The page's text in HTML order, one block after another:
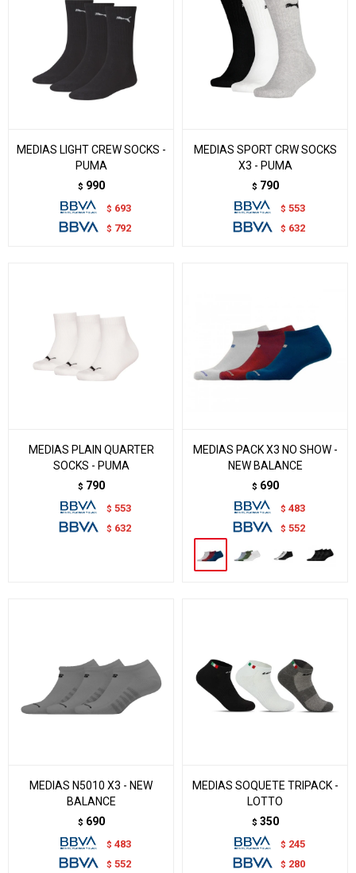
MEDIAS LIGHT CREW SOCKS -
PUMA
$ 990
$ 693
$ 792
MEDIAS SPORT CRW SOCKS
X3 - PUMA
$ 790
$ 553
$ 632
MEDIAS PLAIN QUARTER
SOCKS - PUMA
$ 790
$ 553
$ 632
MEDIAS PACK X3 NO SHOW -
NEW BALANCE
$ 690
$ 483
$ 552
MEDIAS N5010 X3 - NEW
BALANCE
$ 690
$ 483
$ 552
MEDIAS SOQUETE TRIPACK -
LOTTO
$ 350
$ 245
$ 280